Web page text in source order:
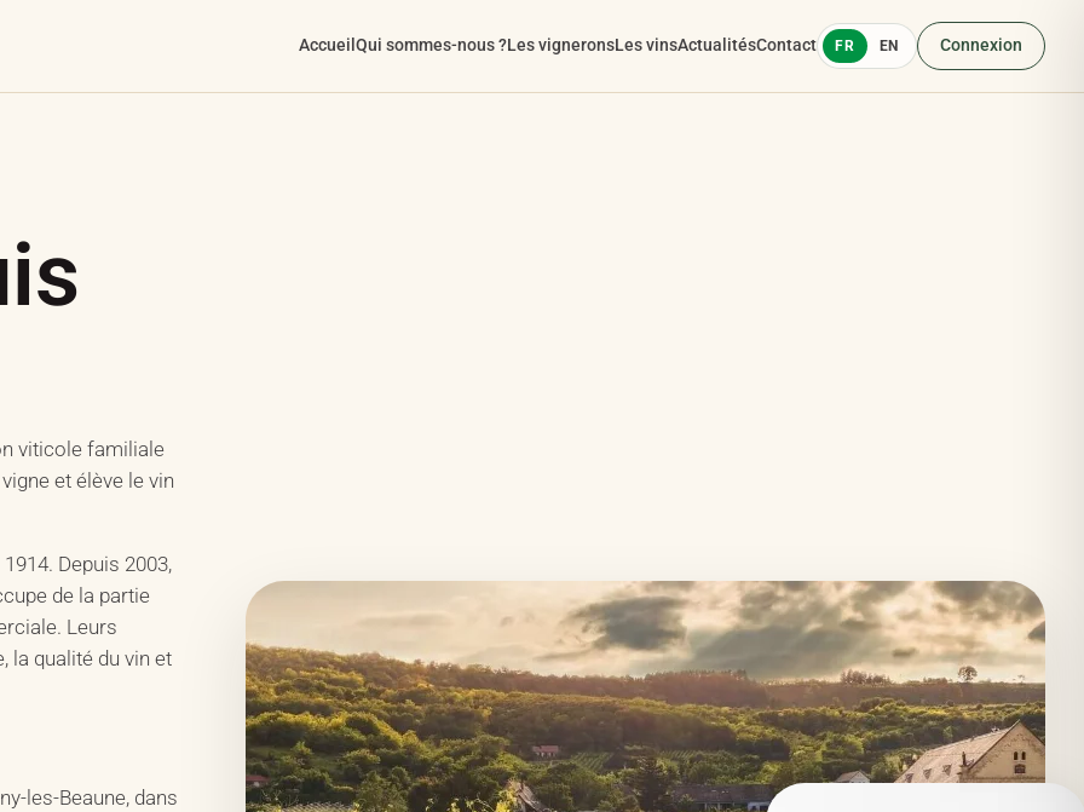
AccueilQui sommes-nous ?Les vigneronsLes vinsActualitésContact FR EN Connexion
viticole familiale
et élève le vin
Depuis 2003,
de la partie
Leurs
la qualité du vin et
les-Beaune, dans